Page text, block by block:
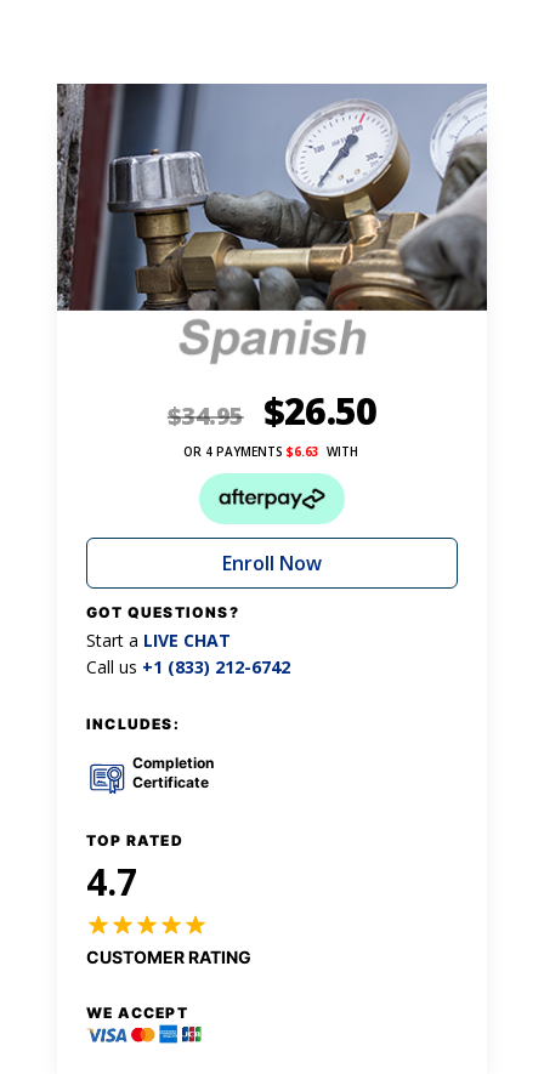
$34.95 $26.50
OR 4 PAYMENTS $6.63 WITH
Enroll Now
GOT QUESTIONS?
Start a LIVE CHAT
Call us +1 (833) 212-6742
INCLUDES:
Completion
Certificate
TOP RATED
4.7
CUSTOMER RATING
WE ACCEPT